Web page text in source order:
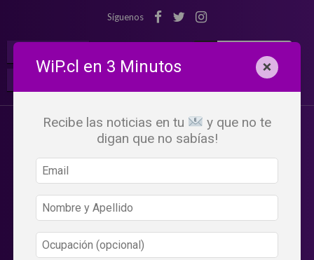
Síguenos
WiP.cl en 3 Minutos ×
Recibe las noticias en tu
y que no te
digan que no sabías!